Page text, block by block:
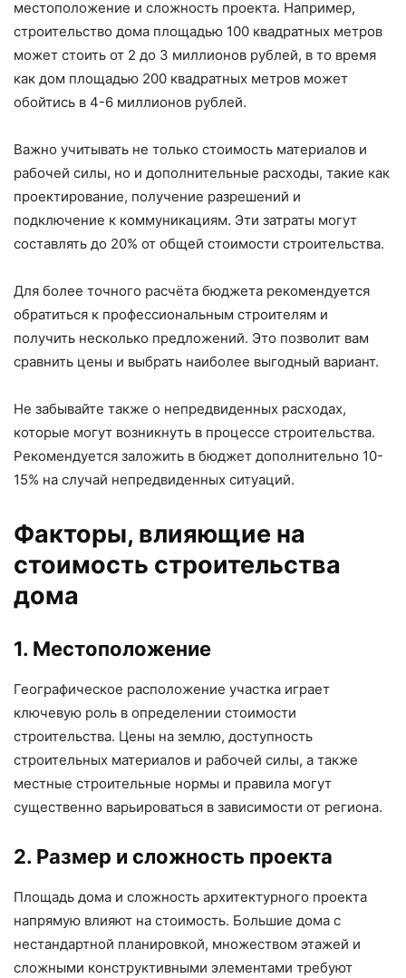
местоположение и сложность проекта. Например,
строительство дома площадью 100 квадратных метров
может стоить от 2 до 3 миллионов рублей, в то время
как дом площадью 200 квадратных метров может
обойтись в 4-6 миллионов рублей.
Важно учитывать не только стоимость материалов и
рабочей силы, но и дополнительные расходы, такие как
проектирование, получение разрешений и
подключение к коммуникациям. Эти затраты могут
составлять до 20% от общей стоимости строительства.
Для более точного расчёта бюджета рекомендуется
обратиться к профессиональным строителям и
получить несколько предложений. Это позволит вам
сравнить цены и выбрать наиболее выгодный вариант.
Не забывайте также о непредвиденных расходах,
которые могут возникнуть в процессе строительства.
Рекомендуется заложить в бюджет дополнительно 10-
15% на случай непредвиденных ситуаций.
Факторы, влияющие на
стоимость строительства
дома
1. Местоположение
Географическое расположение участка играет
ключевую роль в определении стоимости
строительства. Цены на землю, доступность
строительных материалов и рабочей силы, а также
местные строительные нормы и правила могут
существенно варьироваться в зависимости от региона.
2. Размер и сложность проекта
Площадь дома и сложность архитектурного проекта
напрямую влияют на стоимость. Большие дома с
нестандартной планировкой, множеством этажей и
сложными конструктивными элементами требуют